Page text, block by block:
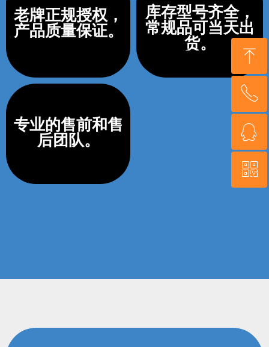
老牌正规授权，
产品质量保证。
库存型号齐全，
常规品可当天出
货。
专业的售前和售
后团队。
ꁸ
回到顶部
ꂅ
18017490635
ꁗ
QQ客服
ꀥ